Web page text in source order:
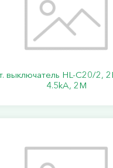
выключатель HL-C20/2,
4.5kA, 2M